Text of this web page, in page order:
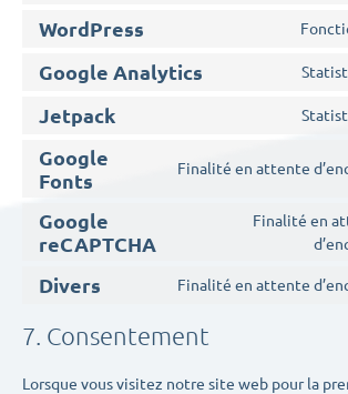
WordPress
Google Analytics
Jetpack
Google
Fonts
Finalité en attente
Google
reCAPTCHA
Finalité en
Divers Finalité en attente
7. Consentement
Lorsque vous visitez notre site web pour la